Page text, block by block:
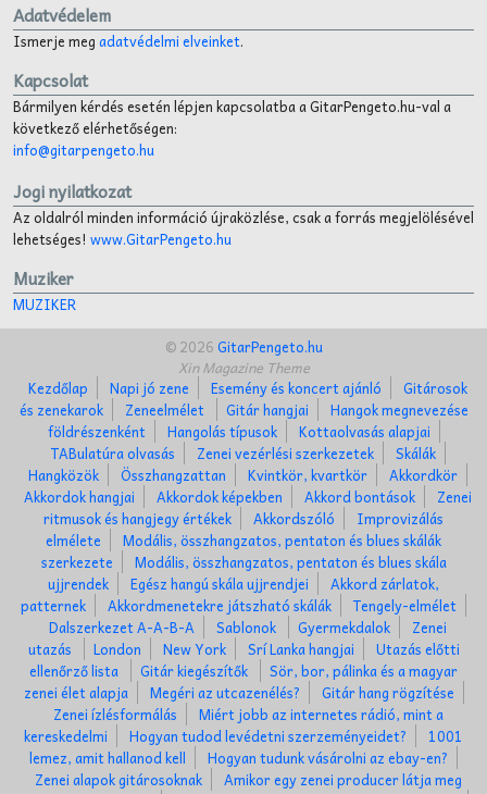
Adatvédelem
Ismerje megadatvédelmi elveinket.
Kapcsolat
Bármilyen kérdés esetén lépjen kapcsolatba a GitarPengeto.hu-val a
következő elérhetőségen:
info@gitarpengeto.hu
Jogi nyilatkozat
Az oldalról minden információ újraközlése, csak a forrás megjelölésével
lehetséges! www.GitarPengeto.hu
Muziker
MUZIKER
© 2026GitarPengeto.hu
Xin Magazine Theme
Kezdőlap
Napi jó zene Esemény és koncert ajánló
Gitárosok
és zenekarok
Zeneelmélet Gitár hangjai
Hangok megnevezése
földrészenként
Hangolás típusok
Kottaolvasás alapjai
TABulatúra olvasás
Zenei vezérlési szerkezetek
Skálák
Hangközök
Összhangzattan Kvintkör, kvartkör
Akkordkör
Akkordok hangjai
Akkordok képekben Akkord bontások
Zenei
ritmusok és hangjegy értékek
Akkordszóló
Improvizálás
elmélete
Modális, összhangzatos, pentaton és blues skálák
szerkezete
Modális, összhangzatos, pentaton és blues skála
ujjrendek
Egész hangú skála ujjrendjei
Akkord zárlatok,
patternek
Akkordmenetekre játszható skálák
Tengely-elmélet
Dalszerkezet A-A-B-A
Sablonok Gyermekdalok
Zenei
utazás
London New York Srí Lanka hangjai
Utazás előtti
ellenőrző lista
Gitár kiegészítők
Sör, bor, pálinka és a magyar
zenei élet alapja
Megéri az utcazenélés?
Gitár hang rögzítése
Zenei ízlésformálás
Miért jobb az internetes rádió, mint a
kereskedelmi
Hogyan tudod levédetni szerzeményeidet?
1001
lemez, amit hallanod kell
Hogyan tudunk vásárolni az ebay-en?
Zenei alapok gitárosoknak
Amikor egy zenei producer látja meg